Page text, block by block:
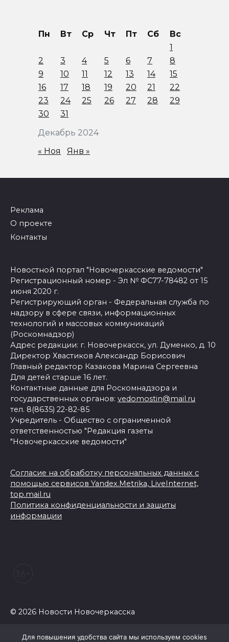
Декабрь 2024
Пн Вт Ср Чт Пт Сб
Вс
1
2
3 4 5 6 7
8
9
10 11 12 13 14
15
16
17 18 19 20 21
22
23
24 25 26 27 28
29
30
31
« Ноя Янв »
Реклама
О проекте
Контакты
Новостной портал "Новочеркасские ведомости"
Регистрационный номер - Эл № ФС77-78482 от 15
июня 2020 г.
Регистрирующий орган - Федеральная служба по
надзору в сфере связи, информационных
технологий и массовых коммуникаций
(Роскомнадзор)
Адрес редакции: г. Новочеркасск, ул. Думенко, д. 10
Директор Хвастиков Александр Борисович
Главный редактор Казакова Марина Сергеевна
Для детей старше 16 лет.
Контактные данные для Роскомнадзора и
государственных органов: vedomostin@mail.ru
тел. 8(8635) 22-82-85
Учредитель - Общество с ограниченной
ответственностью "Редакция газеты
"Новочеркасские ведомости"
Согласие на обработку персональных данных с
помощью сервисов Yandex.Metrika, LiveInternet,
top.mail.ru
Политика конфиденциальности и защиты
информации
© 2026 Новости Новочеркасска
Для повышения удобства сайта мы используем cookies